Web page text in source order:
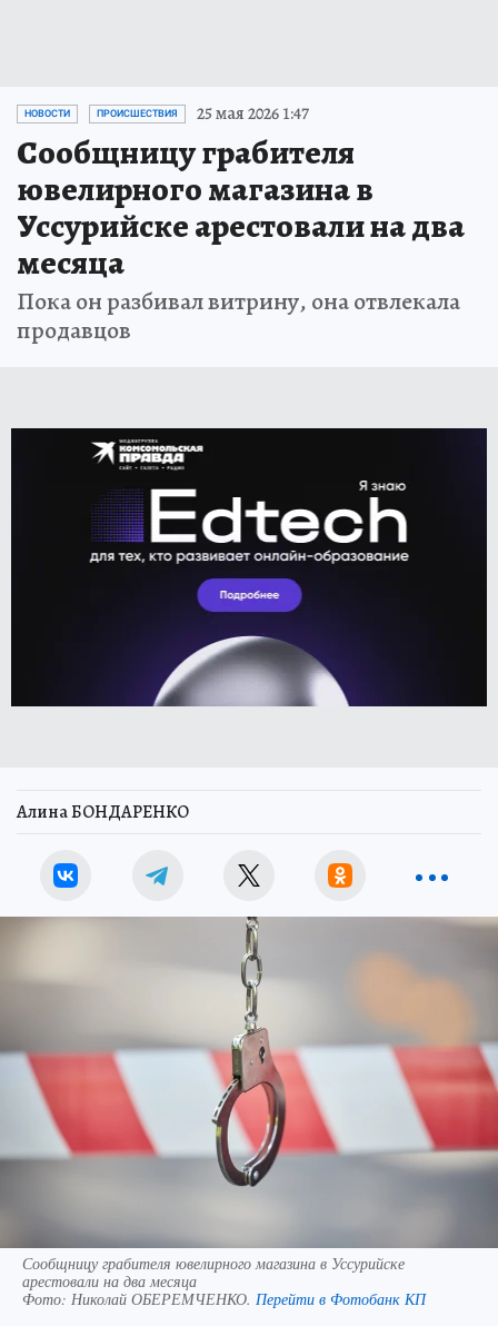
НОВОСТИ ПРОИСШЕСТВИЯ 25 мая 2026 1:47
Сообщницу грабителя
ювелирного магазина в
Уссурийске арестовали на два
месяца
Пока он разбивал витрину, она отвлекала
продавцов
Алина БОНДАРЕНКО
Сообщницу грабителя ювелирного магазина в Уссурийске
арестовали на два месяца
Фото: Николай ОБЕРЕМЧЕНКО. Перейти в Фотобанк КП